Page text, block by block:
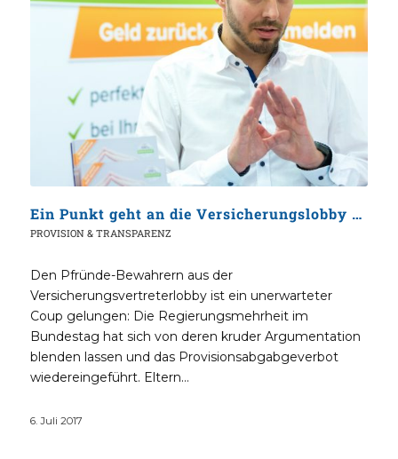
Ein Punkt geht an die Versicherungslobby aus der Steinzeit
PROVISION & TRANSPARENZ
Den Pfründe-Bewahrern aus der
Versicherungsvertreterlobby ist ein unerwarteter
Coup gelungen: Die Regierungsmehrheit im
Bundestag hat sich von deren kruder Argumentation
blenden lassen und das Provisionsabgabgeverbot
wiedereingeführt. Eltern…
6. Juli 2017